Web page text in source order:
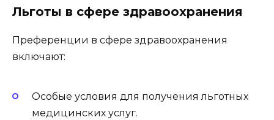
Льготы в сфере здравоохранения
Преференции в сфере здравоохранения
включают:
Особые условия для получения льготных
медицинских услуг.